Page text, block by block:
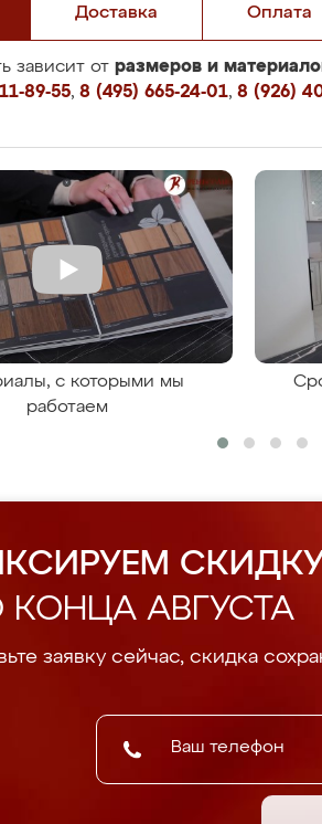
Доставка Оплата
зависит от размеров и
89-55, 8 (495) 665-24-01, 8 (926)
с которыми мы
работаем
СКИДКУ
КОНЦА АВГУСТА
заявку сейчас, скидка